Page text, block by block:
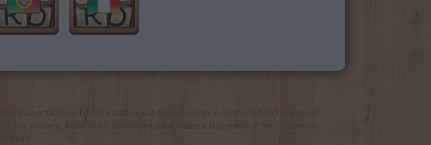
is not affiliated with the applications mentioned on this site. All
property, trademarks, and copyrighted material is property of their respective